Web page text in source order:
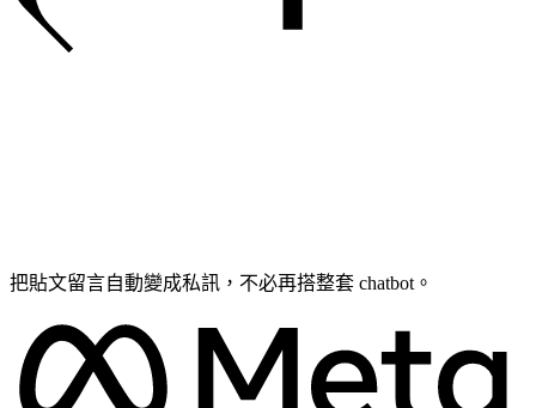
把貼文留言自動變成私訊，不必再搭整套 chatbot。